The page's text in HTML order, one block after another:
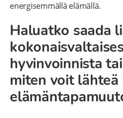
energisemmällä elämällä.
Haluatko saada
hyvinvoinnista
miten voit